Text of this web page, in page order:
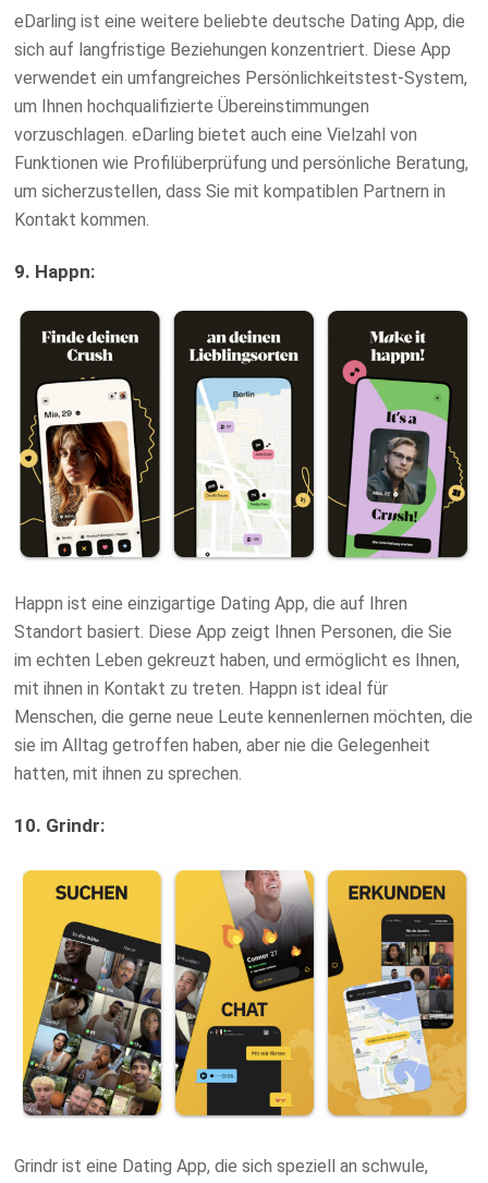
eDarling ist eine weitere beliebte deutsche Dating App, die
sich auf langfristige Beziehungen konzentriert. Diese App
verwendet ein umfangreiches Persönlichkeitstest-System,
um Ihnen hochqualifizierte Übereinstimmungen
vorzuschlagen. eDarling bietet auch eine Vielzahl von
Funktionen wie Profilüberprüfung und persönliche Beratung,
um sicherzustellen, dass Sie mit kompatiblen Partnern in
Kontakt kommen.
9. Happn:
Happn ist eine einzigartige Dating App, die auf Ihren
Standort basiert. Diese App zeigt Ihnen Personen, die Sie
im echten Leben gekreuzt haben, und ermöglicht es Ihnen,
mit ihnen in Kontakt zu treten. Happn ist ideal für
Menschen, die gerne neue Leute kennenlernen möchten, die
sie im Alltag getroffen haben, aber nie die Gelegenheit
hatten, mit ihnen zu sprechen.
10. Grindr:
Grindr ist eine Dating App, die sich speziell an schwule,